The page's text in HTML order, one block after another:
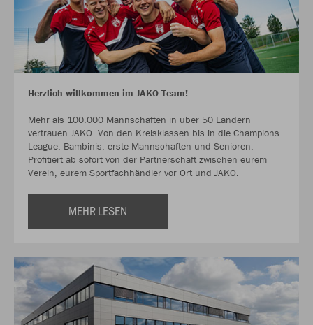
Herzlich willkommen im JAKO Team!
Mehr als 100.000 Mannschaften in über 50 Ländern
vertrauen JAKO. Von den Kreisklassen bis in die Champions
League. Bambinis, erste Mannschaften und Senioren.
Profitiert ab sofort von der Partnerschaft zwischen eurem
Verein, eurem Sportfachhändler vor Ort und JAKO.
MEHR LESEN